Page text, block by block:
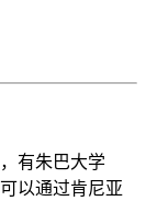
有朱巴大学
以通过肯尼亚